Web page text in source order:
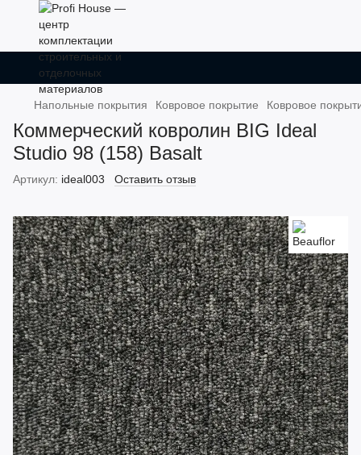
Напольные покрытия Ковровое покрытие Ковровое
Коммерческий ковролин BIG Ideal
Studio 98 (158) Basalt
Артикул: ideal003 Оставить отзыв